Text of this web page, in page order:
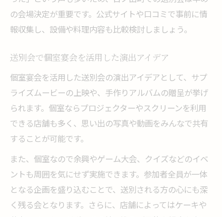
の会場決定が重要です。公式サイトや口コミで事前に情
報収集し、設備や料理内容も比較検討しましょう。
送別会で個室宴会を活用した演出アイデア
個室宴会を活用した送別会の演出アイデアとして、サプ
ライズムービーの上映や、手作りアルバムの贈呈が挙げ
られます。個室ならプロジェクターやスクリーンを利用
できる店舗も多く、思い出の写真や動画をみんなで共有
することが可能です。
また、個室なので余興やゲーム大会、クイズなどのイベ
ントも周囲を気にせず実施できます。参加者全員が一体
となる企画を盛り込むことで、送別される方の心にも深
く残る会となります。さらに、店舗によってはケーキや